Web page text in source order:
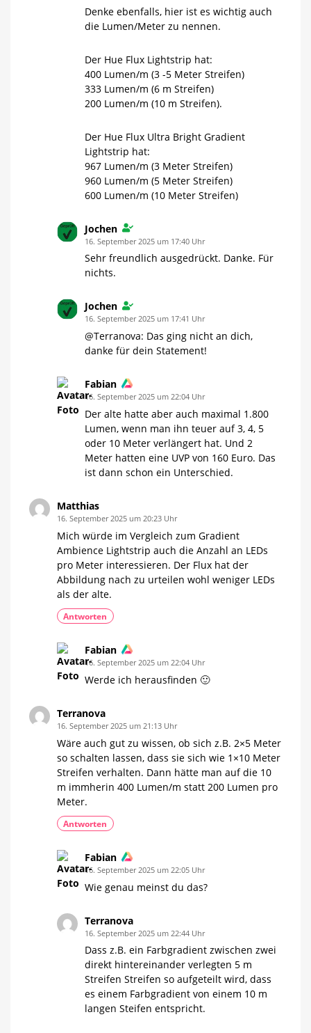
Denke ebenfalls, hier ist es wichtig auch
die Lumen/Meter zu nennen.
Der Hue Flux Lightstrip hat:
400 Lumen/m (3 -5 Meter Streifen)
333 Lumen/m (6 m Streifen)
200 Lumen/m (10 m Streifen).
Der Hue Flux Ultra Bright Gradient
Lightstrip hat:
967 Lumen/m (3 Meter Streifen)
960 Lumen/m (5 Meter Streifen)
600 Lumen/m (10 Meter Streifen)
Jochen
16. September 2025 um 17:40 Uhr
Sehr freundlich ausgedrückt. Danke. Für
nichts.
Jochen
16. September 2025 um 17:41 Uhr
@Terranova: Das ging nicht an dich,
danke für dein Statement!
Fabian
16. September 2025 um 22:04 Uhr
Der alte hatte aber auch maximal 1.800
Lumen, wenn man ihn teuer auf 3, 4, 5
oder 10 Meter verlängert hat. Und 2
Meter hatten eine UVP von 160 Euro. Das
ist dann schon ein Unterschied.
Matthias
16. September 2025 um 20:23 Uhr
Mich würde im Vergleich zum Gradient
Ambience Lightstrip auch die Anzahl an LEDs
pro Meter interessieren. Der Flux hat der
Abbildung nach zu urteilen wohl weniger LEDs
als der alte.
Antworten
Fabian
16. September 2025 um 22:04 Uhr
Werde ich herausfinden 🙂
Terranova
16. September 2025 um 21:13 Uhr
Wäre auch gut zu wissen, ob sich z.B. 2×5 Meter
so schalten lassen, dass sie sich wie 1×10 Meter
Streifen verhalten. Dann hätte man auf die 10
m immherin 400 Lumen/m statt 200 Lumen pro
Meter.
Antworten
Fabian
16. September 2025 um 22:05 Uhr
Wie genau meinst du das?
Terranova
16. September 2025 um 22:44 Uhr
Dass z.B. ein Farbgradient zwischen zwei
direkt hintereinander verlegten 5 m
Streifen Streifen so aufgeteilt wird, dass
es einem Farbgradient von einem 10 m
langen Steifen entspricht.